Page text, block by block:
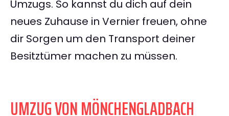
Umzugs. So kannst du dich auf dein
neues Zuhause in Vernier freuen, ohne
dir Sorgen um den Transport deiner
Besitztümer machen zu müssen.
UMZUG VON MÖNCHENGLADBACH